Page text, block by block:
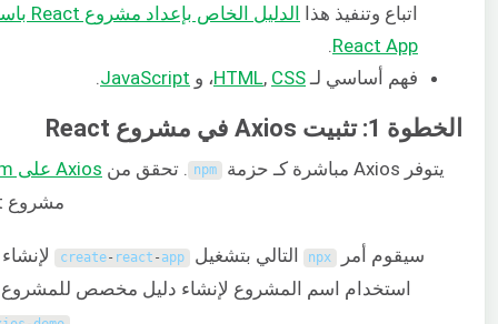
اتباع وتنفيذ هذا
React App
فهم أساسي لـ
HTML, CSS ، و JavaScript
الخطوة 1: تثبيت Axios في مشروع React
يتوفر Axios مباشرة كـ حزمة npm . تحقق من Axios على npm
مشروع React وتثبيت حزمة Axios.
سيقوم أمر npx التالي بتشغيل create- react - app
استخدام اسم المشروع لإنشاء دليل مخصص للمشروع.